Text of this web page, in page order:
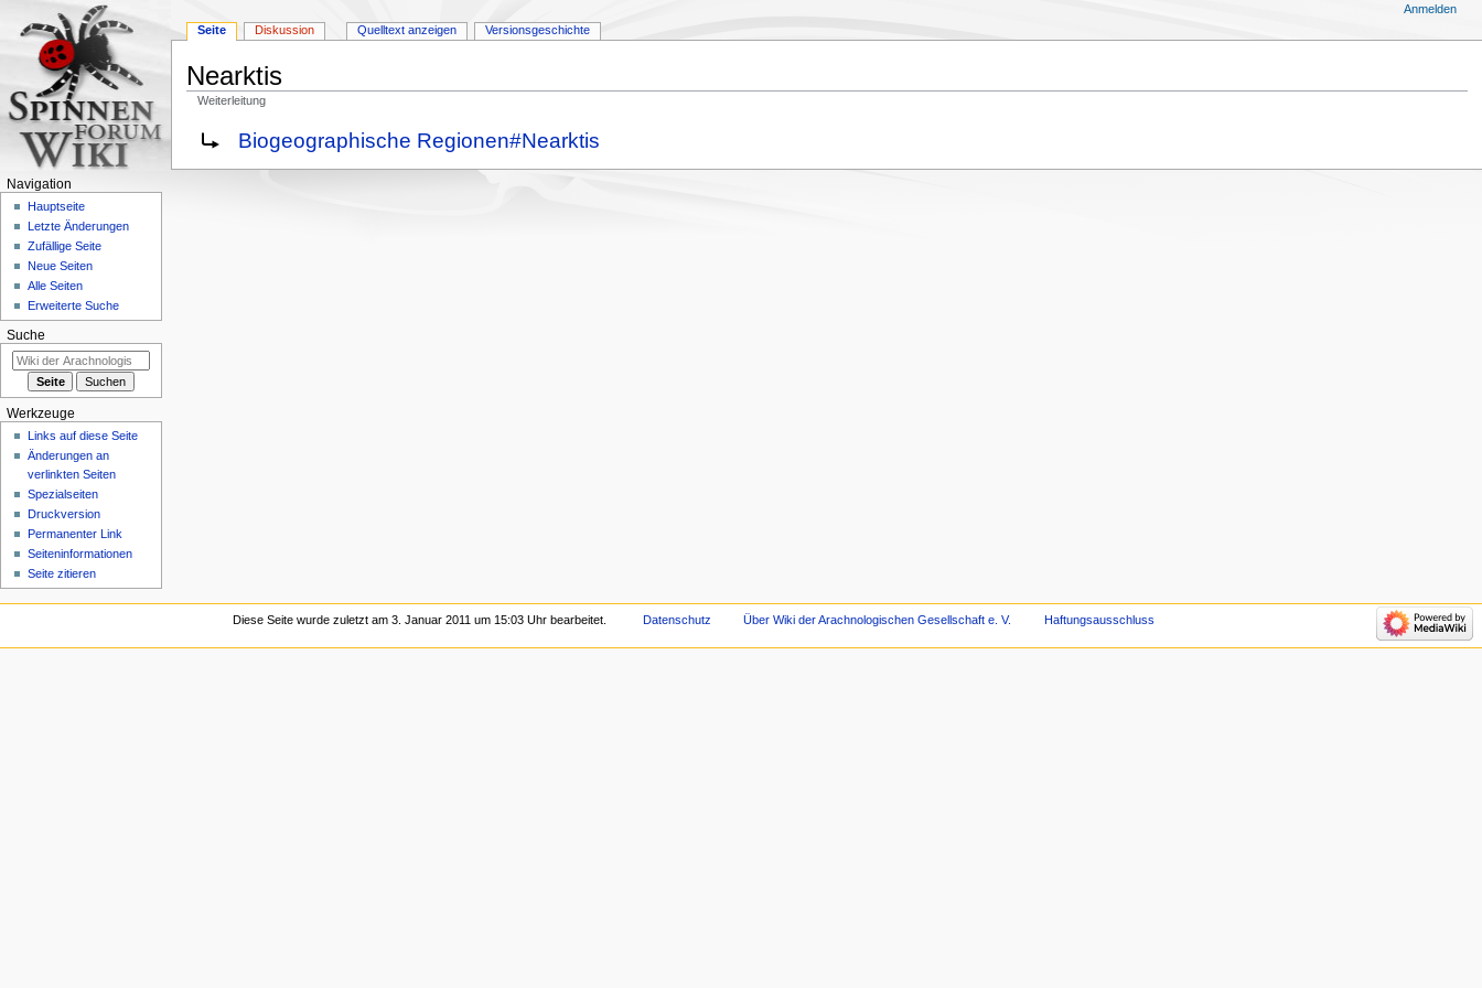
Nearktis
Weiterleitung
Zur
Navigation
springen
Zur
Suche
springen
Weiterleitung nach:
Biogeographische Regionen#Nearktis
Seite Diskussion Quelltext anzeigen Versionsgeschichte
Anmelden
Navigation
Hauptseite
Letzte Änderungen
Zufällige Seite
Neue Seiten
Alle Seiten
Erweiterte Suche
Suche
Werkzeuge
Links auf diese Seite
Änderungen an
verlinkten Seiten
Spezialseiten
Druckversion
Permanenter Link
Seiten­­informationen
Seite zitieren
Diese Seite wurde zuletzt am 3. Januar 2011 um 15:03 Uhr bearbeitet. Datenschutz Über Wiki der Arachnologischen Gesellschaft e. V. Haftungsausschluss